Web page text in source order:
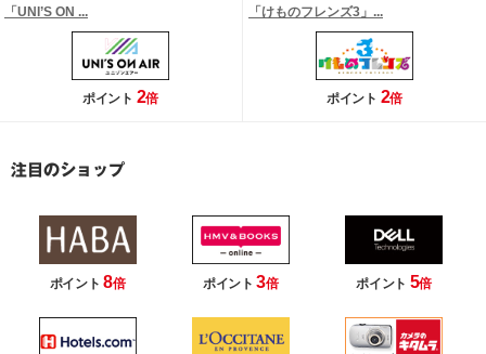
「UNI’S ON ...
ポイント 2倍
「けものフレンズ3」...
ポイント 2倍
ポイント8倍 ポイント3倍 ポイント 5倍